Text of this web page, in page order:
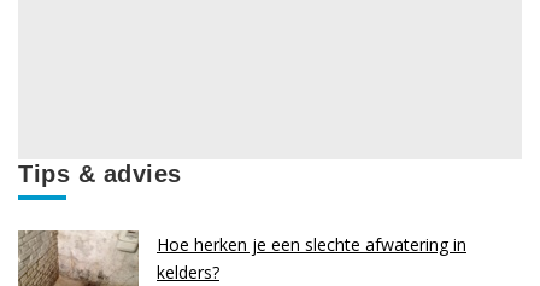
Tips & advies
Hoe herken je een slechte afwatering in
kelders?